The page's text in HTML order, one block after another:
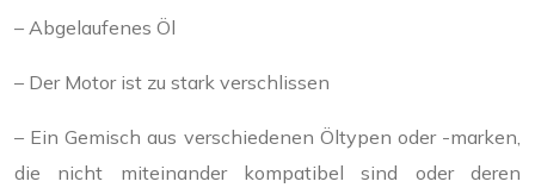
– Abgelaufenes Öl
– Der Motor ist zu stark verschlissen
– Ein Gemisch aus verschiedenen Öltypen oder -marken,
die nicht miteinander kompatibel sind oder deren